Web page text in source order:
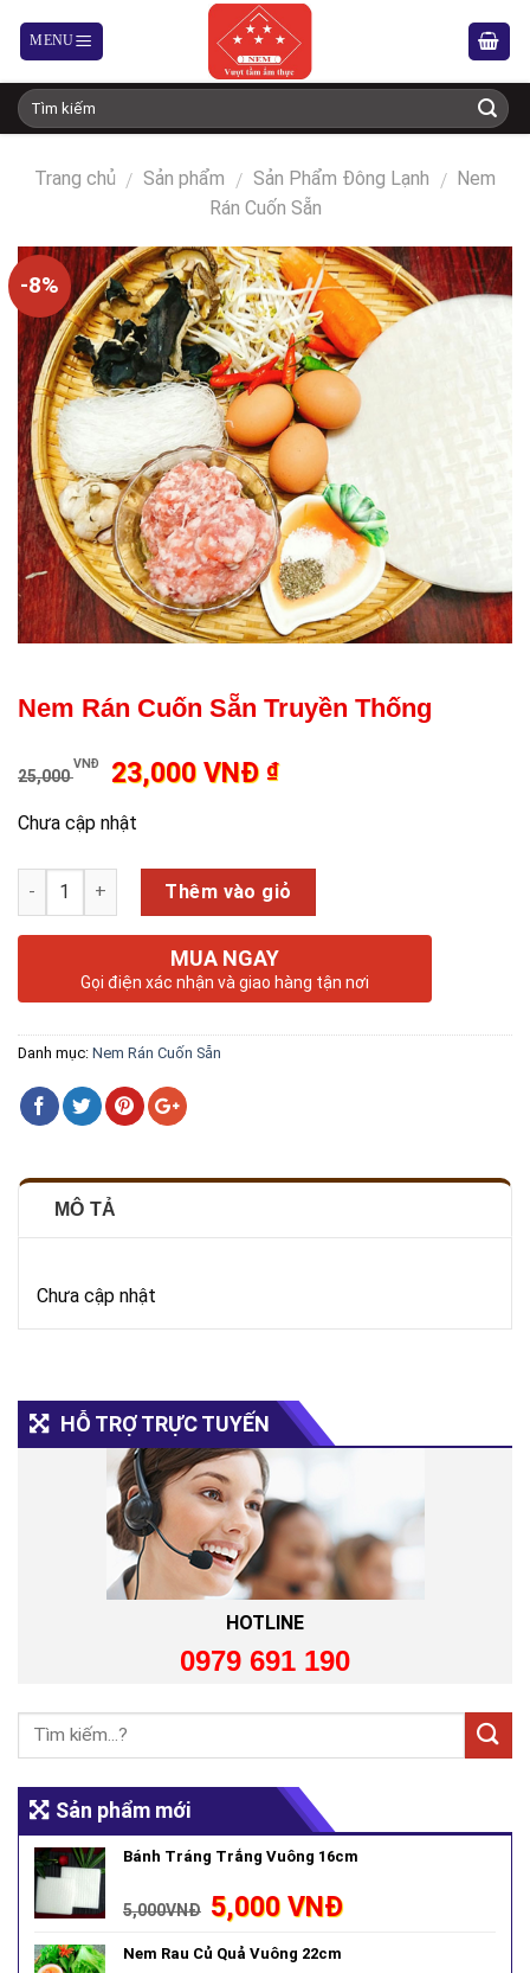
Trang chủ / Sản phẩm / Sản Phẩm Đông Lạnh / Nem
Rán Cuốn Sẵn
-8%
Nem Rán Cuốn Sẵn Truyền Thống
25,000
VNĐ 23,000 VNĐ ₫
Chưa cập nhật
Số lượng Thêm vào giỏ
MUA NGAY
Gọi điện xác nhận và giao hàng tận nơi
Danh mục: Nem Rán Cuốn Sẵn
MÔ TẢ
Chưa cập nhật
HỖ TRỢ TRỰC TUYẾN
HOTLINE
0979 691 190
Sản phẩm mới
Bánh Tráng Trắng Vuông 16cm
5,000VNĐ 5,000VNĐ
Nem Rau Củ Quả Vuông 22cm